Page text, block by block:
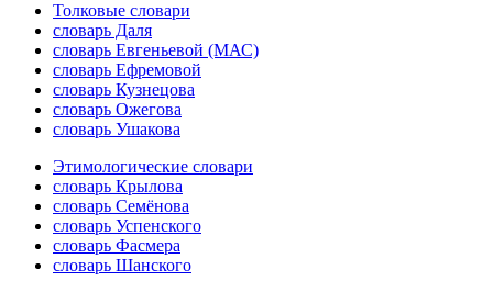
Толковые словари
словарь Даля
словарь Евгеньевой (МАС)
словарь Ефремовой
словарь Кузнецова
словарь Ожегова
словарь Ушакова
Этимологические словари
словарь Крылова
словарь Семёнова
словарь Успенского
словарь Фасмера
словарь Шанского